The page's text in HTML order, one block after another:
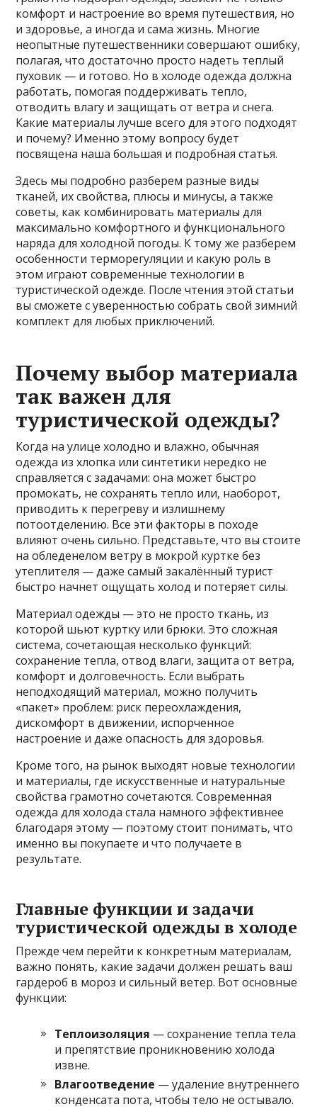
комфорт и настроение во время путешествия, но
и здоровье, а иногда и сама жизнь. Многие
неопытные путешественники совершают ошибку,
полагая, что достаточно просто надеть теплый
пуховик — и готово. Но в холоде одежда должна
работать, помогая поддерживать тепло,
отводить влагу и защищать от ветра и снега.
Какие материалы лучше всего для этого подходят
и почему? Именно этому вопросу будет
посвящена наша большая и подробная статья.
Здесь мы подробно разберем разные виды
тканей, их свойства, плюсы и минусы, а также
советы, как комбинировать материалы для
максимально комфортного и функционального
наряда для холодной погоды. К тому же разберем
особенности терморегуляции и какую роль в
этом играют современные технологии в
туристической одежде. После чтения этой статьи
вы сможете с уверенностью собрать свой зимний
комплект для любых приключений.
Почему выбор материала
так важен для
туристической одежды?
Когда на улице холодно и влажно, обычная
одежда из хлопка или синтетики нередко не
справляется с задачами: она может быстро
промокать, не сохранять тепло или, наоборот,
приводить к перегреву и излишнему
потоотделению. Все эти факторы в походе
влияют очень сильно. Представьте, что вы стоите
на обледенелом ветру в мокрой куртке без
утеплителя — даже самый закалённый турист
быстро начнет ощущать холод и потеряет силы.
Материал одежды — это не просто ткань, из
которой шьют куртку или брюки. Это сложная
система, сочетающая несколько функций:
сохранение тепла, отвод влаги, защита от ветра,
комфорт и долговечность. Если выбрать
неподходящий материал, можно получить
«пакет» проблем: риск переохлаждения,
дискомфорт в движении, испорченное
настроение и даже опасность для здоровья.
Кроме того, на рынок выходят новые технологии
и материалы, где искусственные и натуральные
свойства грамотно сочетаются. Современная
одежда для холода стала намного эффективнее
благодаря этому — поэтому стоит понимать, что
именно вы покупаете и что получаете в
результате.
Главные функции и задачи
туристической одежды в холоде
Прежде чем перейти к конкретным материалам,
важно понять, какие задачи должен решать ваш
гардероб в мороз и сильный ветер. Вот основные
функции:
Теплоизоляция — сохранение тепла тела
и препятствие проникновению холода
извне.
Влагоотведение — удаление внутреннего
конденсата пота, чтобы тело не остывало.